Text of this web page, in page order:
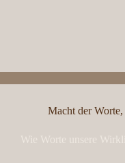
Macht der Worte,